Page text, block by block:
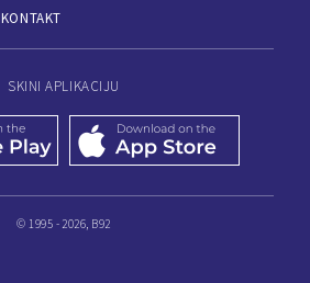
KONTAKT
SKINI APLIKACIJU
© 1995 - 2026, B92